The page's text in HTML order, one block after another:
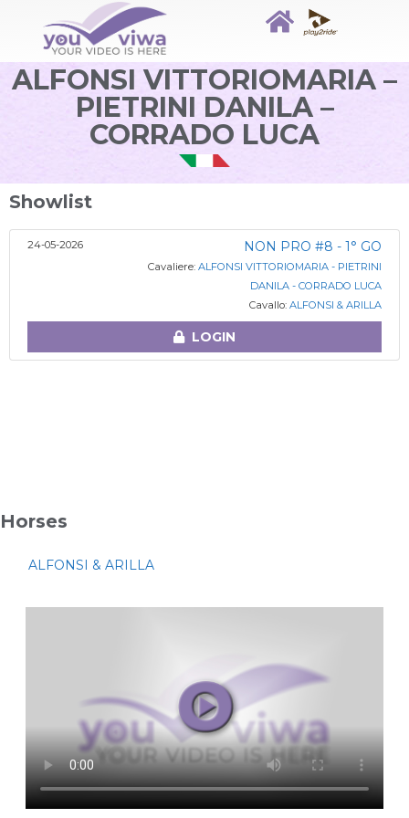
ALFONSI VITTORIOMARIA –
PIETRINI DANILA –
CORRADO LUCA
Showlist
24-05-2026 NON PRO #8 - 1° GO
Cavaliere: ALFONSI VITTORIOMARIA - PIETRINI
DANILA - CORRADO LUCA
Cavallo: ALFONSI & ARILLA
LOGIN
Horses
ALFONSI & ARILLA